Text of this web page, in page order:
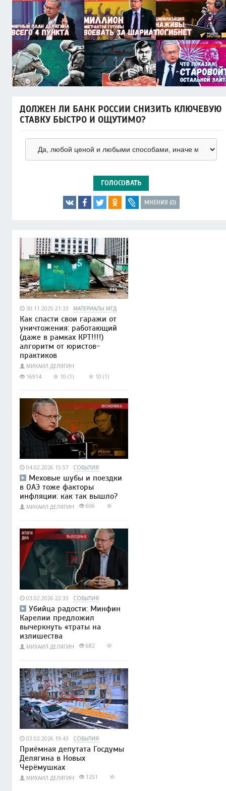
ДОЛЖЕН ЛИ БАНК РОССИИ СНИЗИТЬ КЛЮЧЕВУЮ
СТАВКУ БЫСТРО И ОЩУТИМО?
ГОЛОСОВАТЬ
МНЕНИЯ (0)
30.11.2025 21:33 МАТЕРИАЛЫ МГД
Как спасти свои гаражи от
уничтожения: работающий
(даже в рамках КРТ!!!!)
алгоритм от юристов-
практиков
МИХАИЛ ДЕЛЯГИН
16914
10 (1) 10 (1)
04.02.2026 15:57 СОБЫТИЯ
Меховые шубы и поездки
в ОАЭ тоже факторы
инфляции: как так вышло?
МИХАИЛ ДЕЛЯГИН 606
03.02.2026 22:33 СОБЫТИЯ
Убийца радости: Минфин
Карелии предложил
вычеркнуть «траты на
излишества
МИХАИЛ ДЕЛЯГИН 682
03.02.2026 19:43 СОБЫТИЯ
Приёмная депутата Госдумы
Делягина в Новых
Черёмушках
МИХАИЛ ДЕЛЯГИН 1251